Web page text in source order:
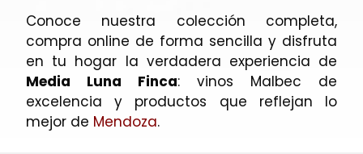
Conoce nuestra colección completa,
compra online de forma sencilla y disfruta
en tu hogar la verdadera experiencia de
Media Luna Finca: vinos Malbec de
excelencia y productos que reflejan lo
mejor de Mendoza.